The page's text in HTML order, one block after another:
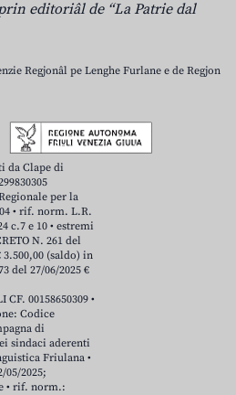
editoriâl de “La Patrie dal
Regjonâl pe Lenghe Furlane e de Regjon
da Clape di
per la
• rif. norm. L.R.
c.7 e 10 • estremi
N. 261 del
(saldo) in
del 27/06/2025 €
00158650309 •
Codice
di
sindaci aderenti
Friulana •
05/2025;
• rif. norm.: